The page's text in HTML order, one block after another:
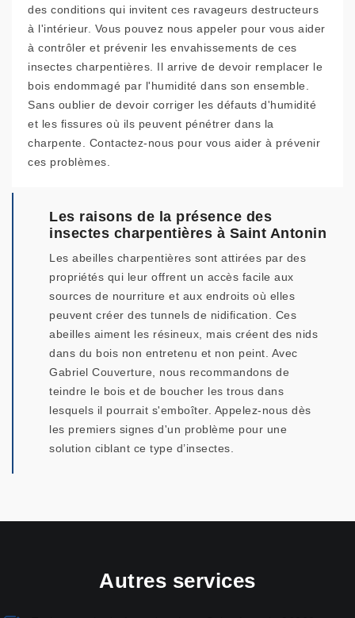
des conditions qui invitent ces ravageurs destructeurs
à l'intérieur. Vous pouvez nous appeler pour vous aider
à contrôler et prévenir les envahissements de ces
insectes charpentières. Il arrive de devoir remplacer le
bois endommagé par l'humidité dans son ensemble.
Sans oublier de devoir corriger les défauts d'humidité
et les fissures où ils peuvent pénétrer dans la
charpente. Contactez-nous pour vous aider à prévenir
ces problèmes.
Les raisons de la présence des
insectes charpentières à Saint Antonin
Les abeilles charpentières sont attirées par des
propriétés qui leur offrent un accès facile aux
sources de nourriture et aux endroits où elles
peuvent créer des tunnels de nidification. Ces
abeilles aiment les résineux, mais créent des nids
dans du bois non entretenu et non peint. Avec
Gabriel Couverture, nous recommandons de
teindre le bois et de boucher les trous dans
lesquels il pourrait s'emboîter. Appelez-nous dès
les premiers signes d'un problème pour une
solution ciblant ce type d’insectes.
Autres services